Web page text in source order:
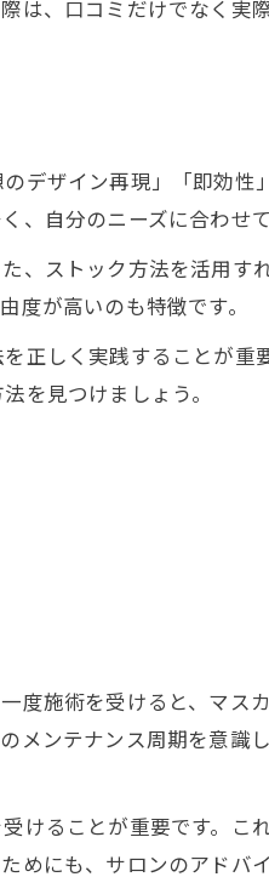
は、口コミだけでなく実
デザイン再現」「即効性
自分のニーズに合わせて
、ストック方法を活用す
が高いのも特徴です。
正しく実践することが重
を見つけましょう。
度施術を受けると、マス
メンテナンス周期を意識
けることが重要です。こ
めにも、サロンのアドバ